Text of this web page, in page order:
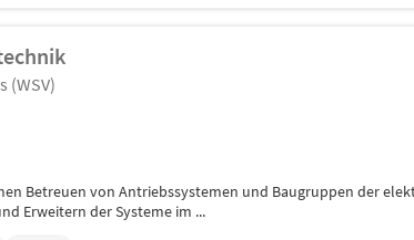
(WSV)
Betreuen von Antriebssystemen und Baugruppen der
Erweitern der Systeme im ...